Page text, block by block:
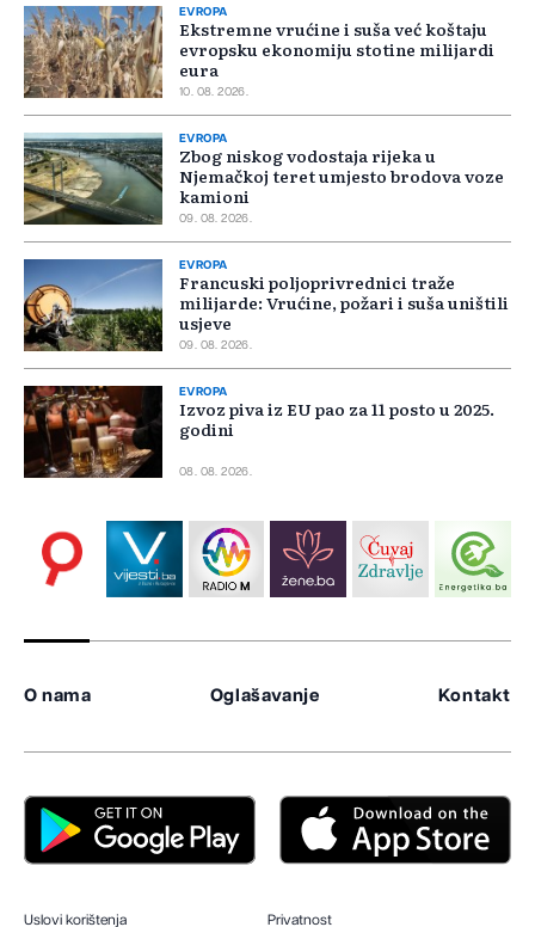
EVROPA
Ekstremne vrućine i suša već koštaju
evropsku ekonomiju stotine milijardi
eura
10. 08. 2026.
EVROPA
Zbog niskog vodostaja rijeka u
Njemačkoj teret umjesto brodova voze
kamioni
09. 08. 2026.
EVROPA
Francuski poljoprivrednici traže
milijarde: Vrućine, požari i suša uništili
usjeve
09. 08. 2026.
EVROPA
Izvoz piva iz EU pao za 11 posto u 2025.
godini
08. 08. 2026.
O nama Oglašavanje Kontakt
Uslovi korištenja Privatnost